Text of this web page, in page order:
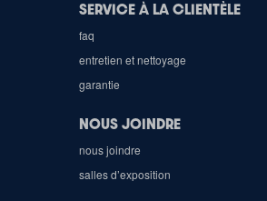
SERVICE À LA CLIENTÈLE
faq
entretien et nettoyage
garantie
NOUS JOINDRE
nous joindre
salles d’exposition